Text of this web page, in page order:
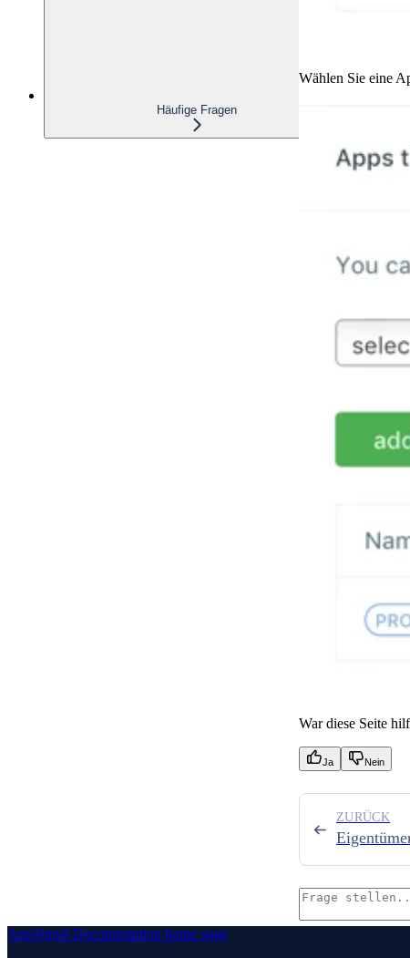
Häufige Fragen
Wählen Sie eine
War diese Seite
Ja Nein
ZURÜCK
AppSignal Documentation home page